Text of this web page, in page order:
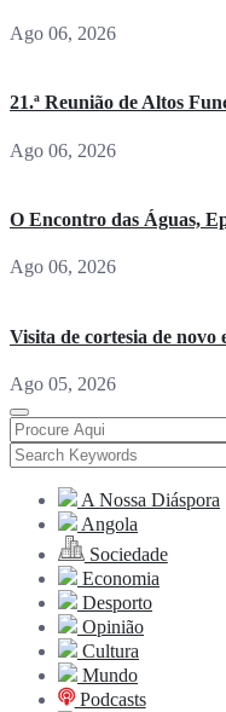
Ago 06, 2026
21.ª Reunião de Altos
Ago 06, 2026
O Encontro das Águas,
Ago 06, 2026
Visita de cortesia de novo
Ago 05, 2026
A Nossa Diáspora
Angola
Sociedade
Economia
Desporto
Opinião
Cultura
Mundo
Podcasts